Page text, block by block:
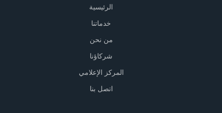
الرئيسية
خدماتنا
من نحن
شركاؤنا
المركز الإعلامي
اتصل بنا